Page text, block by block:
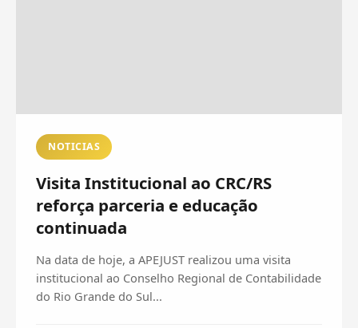
NOTICIAS
Visita Institucional ao CRC/RS
reforça parceria e educação
continuada
Na data de hoje, a APEJUST realizou uma visita
institucional ao Conselho Regional de Contabilidade
do Rio Grande do Sul...